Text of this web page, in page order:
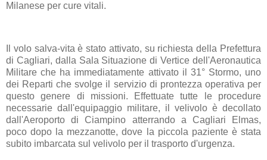
Milanese per cure vitali.
Il volo salva-vita è stato attivato, su richiesta della Prefettura
di Cagliari, dalla Sala Situazione di Vertice dell'Aeronautica
Militare che ha immediatamente attivato il 31° Stormo, uno
dei Reparti che svolge il servizio di prontezza operativa per
questo genere di missioni. Effettuate tutte le procedure
necessarie dall'equipaggio militare, il velivolo è decollato
dall'Aeroporto di Ciampino atterrando a Cagliari Elmas,
poco dopo la mezzanotte, dove la piccola paziente è stata
subito imbarcata sul velivolo per il trasporto d'urgenza.